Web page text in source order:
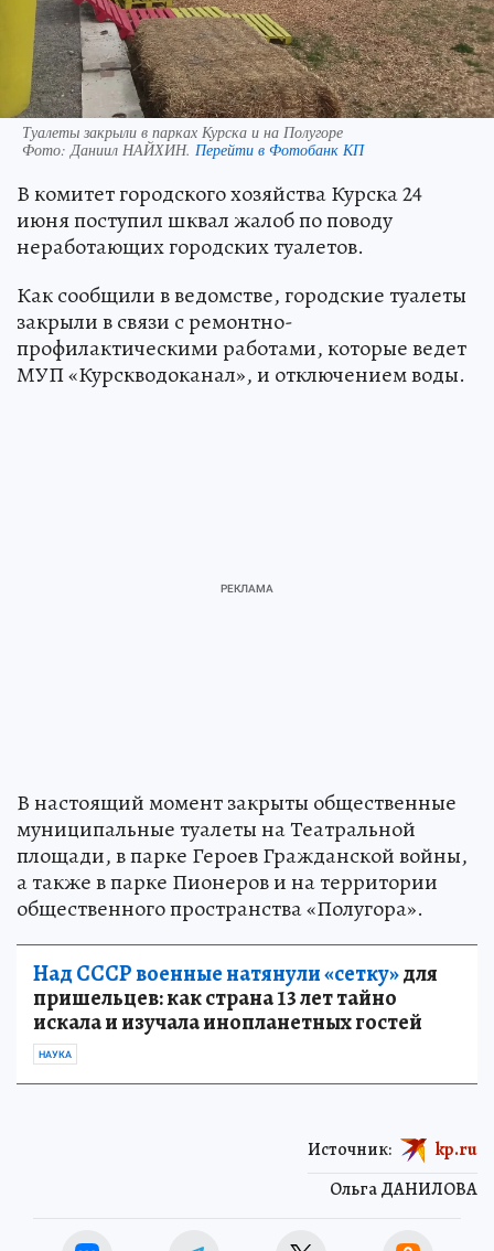
Туалеты закрыли в парках Курска и на Полугоре
Фото:Даниил НАЙХИН. Перейти в Фотобанк КП
В комитет городского хозяйства Курска 24
июня поступил шквал жалоб по поводу
неработающих городских туалетов.
Как сообщили в ведомстве, городские туалеты
закрыли в связи с ремонтно-
профилактическими работами, которые ведет
МУП «Курскводоканал», и отключением воды.
В настоящий момент закрыты общественные
муниципальные туалеты на Театральной
площади, в парке Героев Гражданской войны,
а также в парке Пионеров и на территории
общественного пространства «Полугора».
Над СССР военные натянули «сетку»для
пришельцев: как страна 13 лет тайно
искала и изучала инопланетных гостей
НАУКА
Ольга ДАНИЛОВА
Источник: kp.ru